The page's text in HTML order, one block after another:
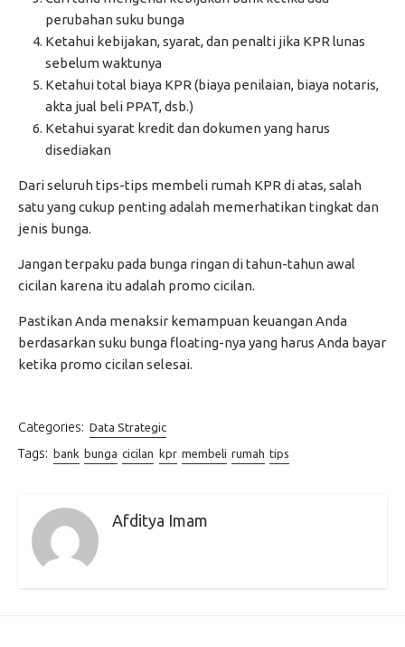
perubahan suku bunga
Ketahui kebijakan, syarat, dan penalti jika KPR lunas
sebelum waktunya
Ketahui total biaya KPR (biaya penilaian, biaya notaris,
akta jual beli PPAT, dsb.)
Ketahui syarat kredit dan dokumen yang harus
disediakan
Dari seluruh tips-tips membeli rumah KPR di atas, salah
satu yang cukup penting adalah memerhatikan tingkat dan
jenis bunga.
Jangan terpaku pada bunga ringan di tahun-tahun awal
cicilan karena itu adalah promo cicilan.
Pastikan Anda menaksir kemampuan keuangan Anda
berdasarkan suku bunga floating-nya yang harus Anda bayar
ketika promo cicilan selesai.
Categories: Data Strategic
Tags: bank bunga cicilan kpr membeli rumah tips
Afditya Imam